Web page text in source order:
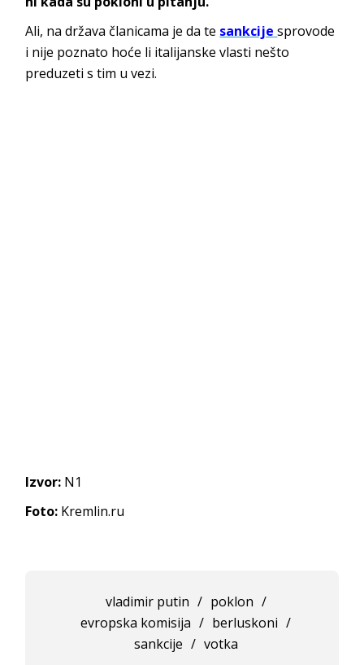
Ali, na država članicama je da te sankcije sprovode
i nije poznato hoće li italijanske vlasti nešto
preduzeti s tim u vezi.
Izvor: N1
Foto: Kremlin.ru
vladimir putin / poklon /
evropska komisija / berluskoni /
sankcije / votka